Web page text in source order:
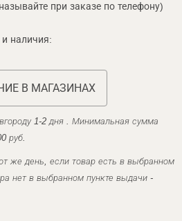
при заказе по телефону)
наличия:
В МАГАЗИНАХ
1-2 дня . Минимальная сумма
руб.
же день, если товар есть в выбранном
нет в выбранном пункте выдачи -